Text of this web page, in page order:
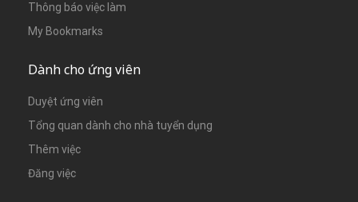
Thông báo việc làm
My Bookmarks
Dành cho ứng viên
Duyệt ứng viên
Tổng quan dành cho nhà tuyển dụng
Thêm việc
Đăng việc